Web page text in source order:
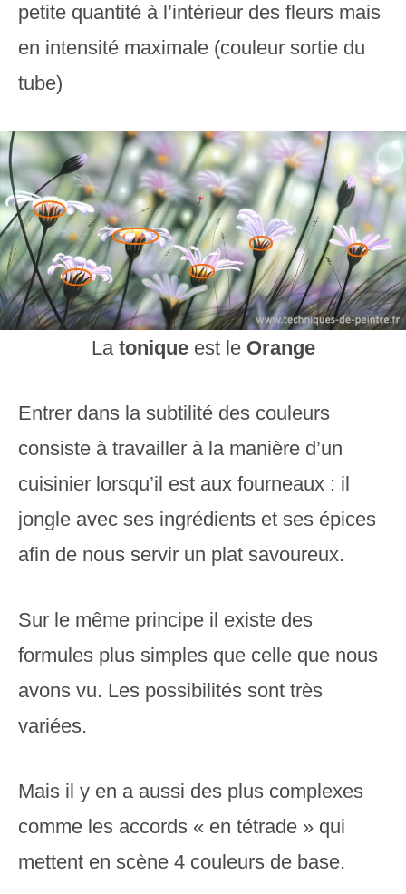
petite quantité à l’intérieur des fleurs mais
en intensité maximale (couleur sortie du
tube)
La toniqueest le Orange
Entrer dans la subtilité des couleurs
consiste à travailler à la manière d’un
cuisinier lorsqu’il est aux fourneaux : il
jongle avec ses ingrédients et ses épices
afin de nous servir un plat savoureux.
Sur le même principe il existe des
formules plus simples que celle que nous
avons vu. Les possibilités sont très
variées.
Mais il y en a aussi des plus complexes
comme les accords « en tétrade » qui
mettent en scène 4 couleurs de base.